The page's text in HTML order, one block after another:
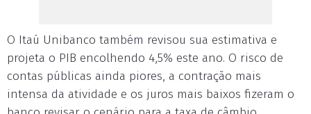
O Itaú Unibanco também revisou sua estimativa e
projeta o PIB encolhendo 4,5% este ano. O risco de
contas públicas ainda piores, a contração mais
intensa da atividade e os juros mais baixos fizeram o